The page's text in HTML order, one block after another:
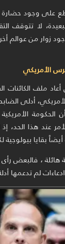
على وجود حضارة
لا تتوقف
زوار من عوالم
الأمريكي
مسبوق أعاد ملف
أدلى
عند هذا
بقايا بيولوجية
، فالبعض
لم تدعمها